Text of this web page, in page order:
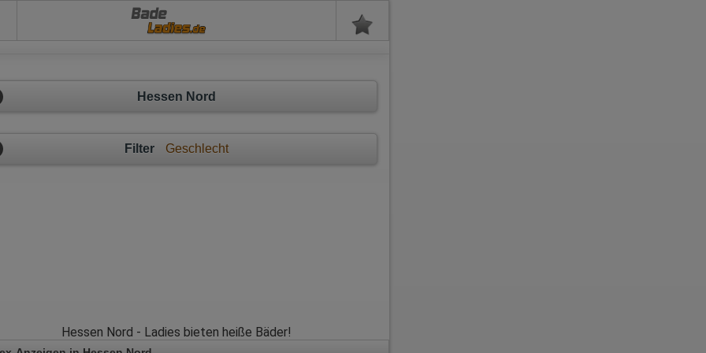
Bade
Hessen Nord
Filter Geschlecht
Hessen Nord - Ladies bieten heiße Bäder!